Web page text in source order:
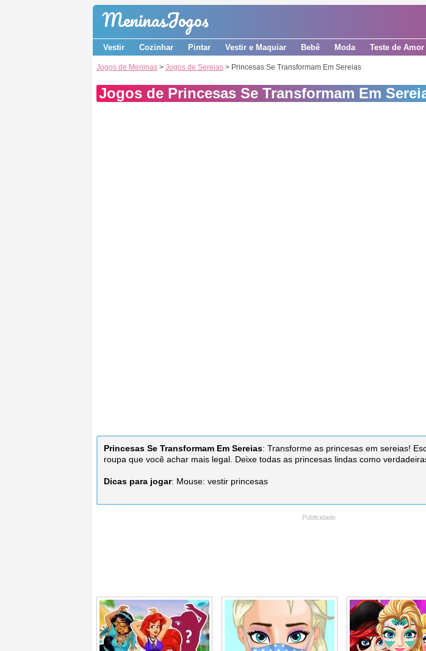
MeninasJogos
Vestir Cozinhar Pintar Vestir e Maquiar Bebê Moda Teste de Amor
Jogos de Meninas > Jogos de Sereias > Princesas Se Transformam Em Sereias
Jogos de Princesas Se Transformam Em
Princesas Se Transformam Em Sereias: Transforme as princesas em sereias!
roupa que você achar mais legal. Deixe todas as princesas lindas como
Dicas para jogar: Mouse: vestir princesas